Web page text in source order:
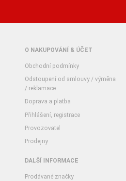
O NAKUPOVÁNÍ & ÚČET
Obchodní podmínky
Odstoupení od smlouvy / výměna
/ reklamace
Doprava a platba
Přihlášení, registrace
Provozovatel
Prodejny
DALŠÍ INFORMACE
Prodávané značky